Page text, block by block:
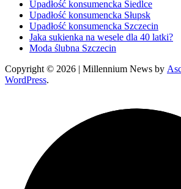
Upadłość konsumencka Siedlce
Upadłość konsumencka Słupsk
Upadłość konsumencka Szczecin
Jaka sukienka na wesele dla 40 latki?
Moda ślubna Szczecin
Copyright © 2026 | Millennium News by
WordPress.